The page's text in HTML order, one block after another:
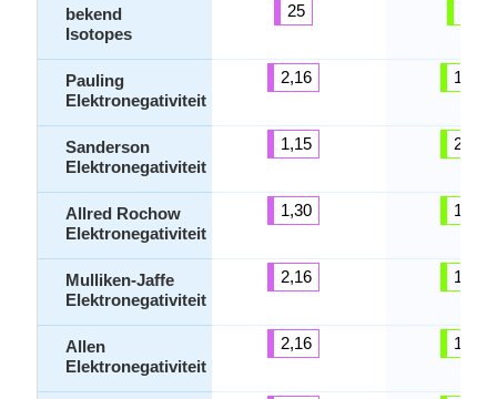
bekend
Isotopes
Pauling
Elektronegativiteit
Sanderson
Elektronegativiteit
Allred Rochow
Elektronegativiteit
Mulliken-Jaffe
Elektronegativiteit
Allen
Elektronegativiteit
25
2,16
1,15
1,30
2,16
2,16
1,55
2,20
1,60
1,55
1,75